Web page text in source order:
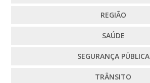
REGIÃO
SAÚDE
SEGURANÇA PÚBLICA
TRÂNSITO